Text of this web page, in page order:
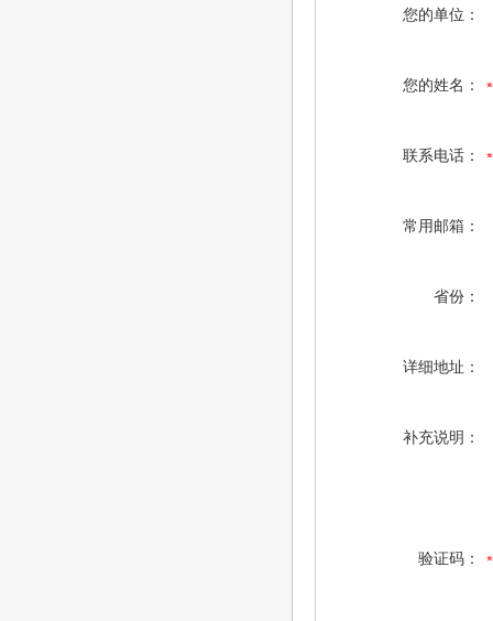
您的单位：
您的姓名：
联系电话：
常用邮箱：
省份：
详细地址：
补充说明：
验证码：